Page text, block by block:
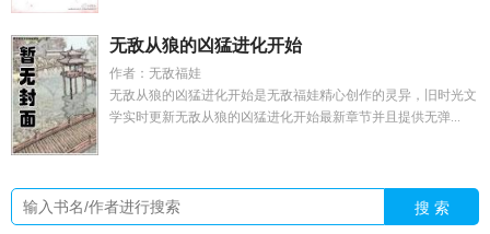
无敌从狼的凶猛进化开始
作者：无敌福娃
无敌从狼的凶猛进化开始是无敌福娃精心创作的灵异，旧时光文
学实时更新无敌从狼的凶猛进化开始最新章节并且提供无弹...
搜 索